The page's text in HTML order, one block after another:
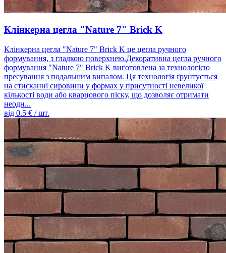
Клінкерна цегла "Nature 7" Brick K
Клінкерна цегла "Nature 7" Brick K це цегла ручного
формування, з гладкою поверхнею.Декоративна цегла ручного
формування "Nature 7" Brick K виготовлена ​​за технологією
пресування з подальшим випалом. Ця технологія ґрунтується
на стисканні сировини у формах у присутності невеликої
кількості води або кварцового піску, що дозволяє отримати
неодн...
від 0.5 € / шт.